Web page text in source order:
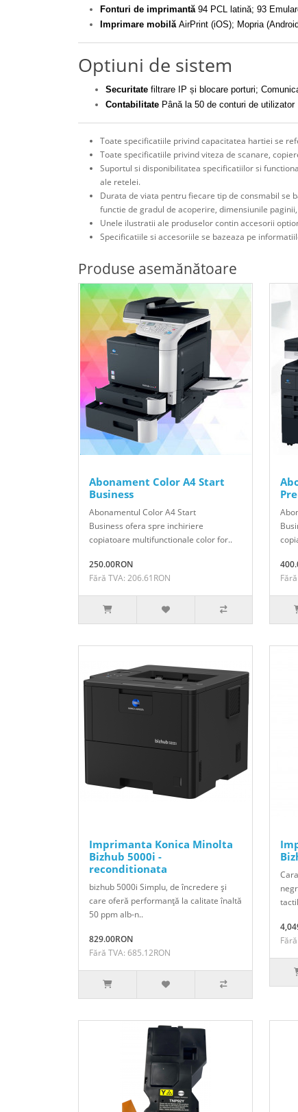
Fonturi de imprimantă 94 PCL latină; 93
Imprimare mobilă AirPrint (iOS); Mopria
Optiuni de sistem
Securitate filtrare IP și blocare porturi;
Contabilitate Până la 50 de conturi de utilizator
Toate specificatiile privind capacitatea hartiei se
Toate specificatiile privind viteza de scanare,
Suportul si disponibilitatea specificatiilor si
ale retelei.
Durata de viata pentru fiecare tip de consmabil se
functie de gradul de acoperire, dimensiunile
Unele ilustratii ale produselor contin accesorii
Specificatiile si accesoriile se bazeaza pe
Produse asemănătoare
Abonament Color A4 Start
Business
Abonamentul Color A4 Start
Business ofera spre inchiriere
copiatoare multifunctionale color for..
250.00RON
Fără TVA: 206.61RON
Imprimanta Konica Minolta
Bizhub 5000i -
reconditionata
bizhub 5000i Simplu, de încredere şi
care oferă performanţă la calitate înaltă
50 ppm alb-n..
829.00RON
Fără TVA: 685.12RON